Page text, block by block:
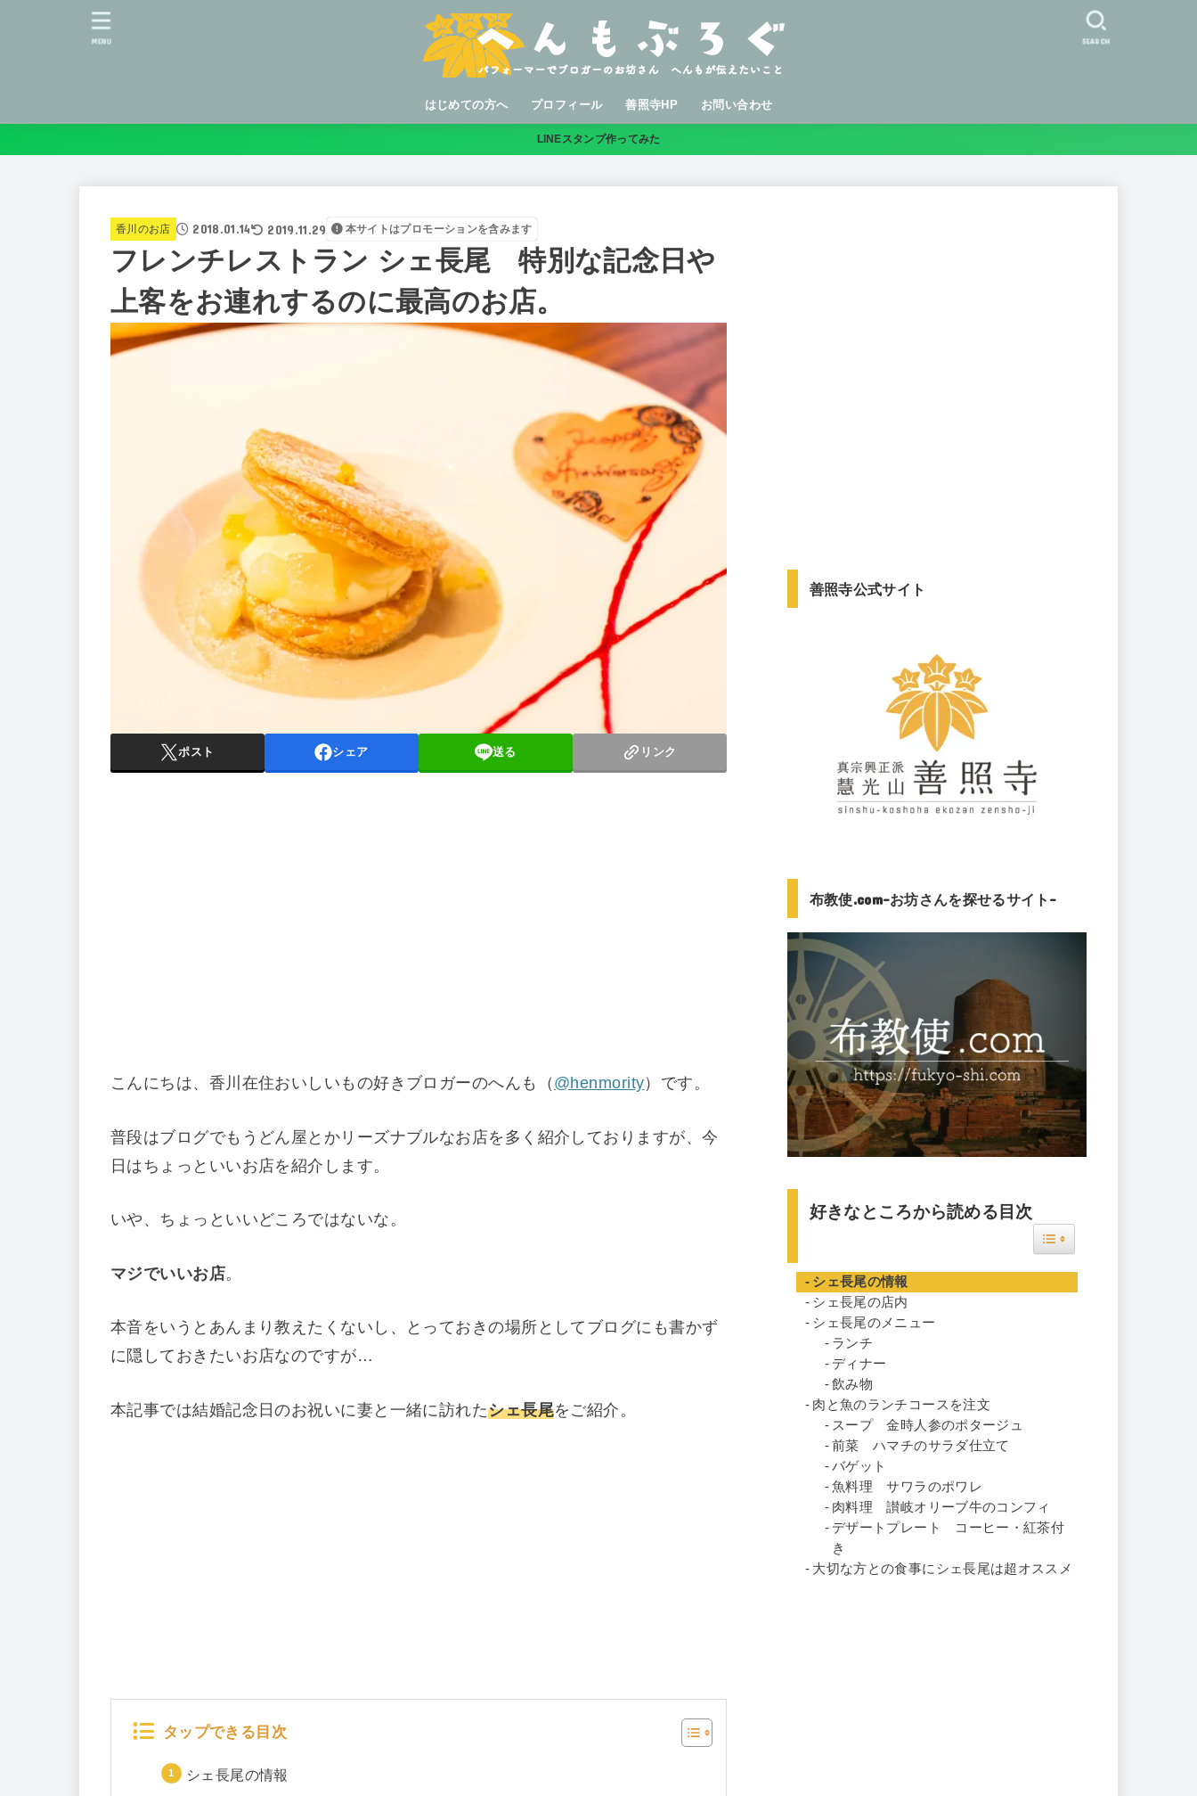
はじめての方へ プロフィール 善照寺HP お問い合わせ
SEARCH
MENU
LINEスタンプ作ってみた
香川のお店 2018.01.14 2019.11.29 本サイトはプロモーションを含みます
フレンチレストラン シェ長尾 特別な記念日や
上客をお連れするのに最高のお店。
ポスト シェア 送る リンク
こんにちは、香川在住おいしいもの好きブロガーのへんも（ @henmority）です。
普段はブログでもうどん屋とかリーズナブルなお店を多く紹介しておりますが、今
日はちょっといいお店を紹介します。
いや、ちょっといいどころではないな。
マジでいいお店。
本音をいうとあんまり教えたくないし、とっておきの場所としてブログにも書かず
に隠しておきたいお店なのですが…
本記事では結婚記念日のお祝いに妻と一緒に訪れたシェ長尾をご紹介。
タップできる目次
シェ長尾の情報
善照寺公式サイト
布教使.com-お坊さんを探せるサイト-
好きなところから読める目次
Toggle Table of Content
シェ長尾の情報
シェ長尾の店内
シェ長尾のメニュー
ランチ
ディナー
飲み物
肉と魚のランチコースを注文
スープ 金時人参のポタージュ
前菜 ハマチのサラダ仕立て
バゲット
魚料理 サワラのポワレ
肉料理 讃岐オリーブ牛のコンフィ
デザートプレート コーヒー・紅茶付
き
大切な方との食事にシェ長尾は超オススメ